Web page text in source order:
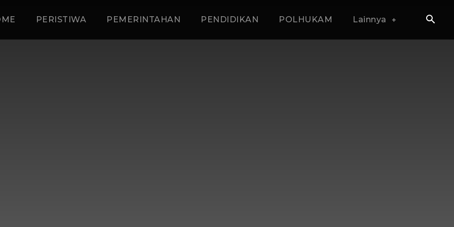
PERISTIWA PEMERINTAHAN PENDIDIKAN POLHUKAM Lainnya